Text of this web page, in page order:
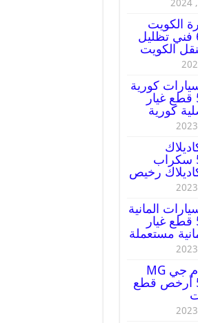
الكويت
66400552 فني تظليل
الكويت
كورية
55818355 قطع غيار
كورية
55818355 سكراب
رخيص
المانية
55818355 قطع غيار
مستعملة
قطع غيار أم جي MG
55818355 أرخص قطع